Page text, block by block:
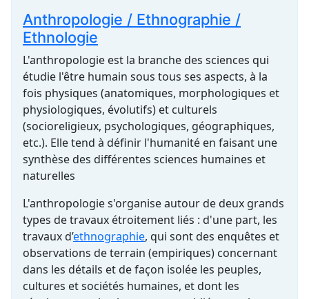
Anthropologie / Ethnographie /
Ethnologie
L'anthropologie est la branche des sciences qui
étudie l'être humain sous tous ses aspects, à la
fois physiques (anatomiques, morphologiques et
physiologiques, évolutifs) et culturels
(socioreligieux, psychologiques, géographiques,
etc.). Elle tend à définir l'humanité en faisant une
synthèse des différentes sciences humaines et
naturelles
L'anthropologie s'organise autour de deux grands
types de travaux étroitement liés : d'une part, les
travaux d’ethnographie, qui sont des enquêtes et
observations de terrain (empiriques) concernant
dans les détails et de façon isolée les peuples,
cultures et sociétés humaines, et dont les